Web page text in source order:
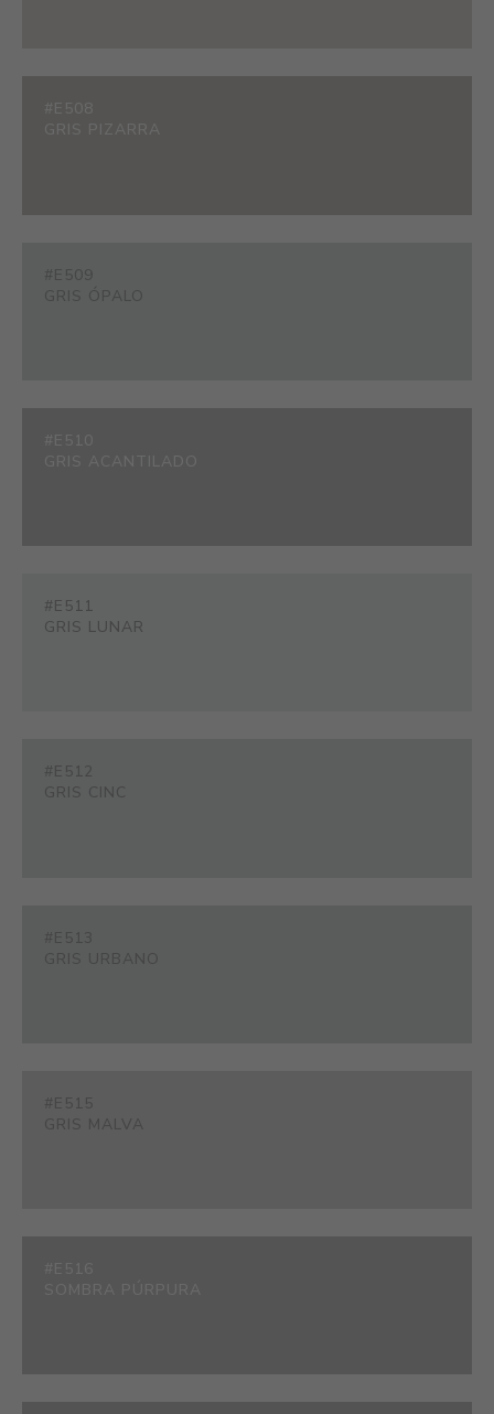
#E509
GRIS ÓPALO
#E511
GRIS LUNAR
#E512
GRIS CINC
#E515
GRIS MALVA